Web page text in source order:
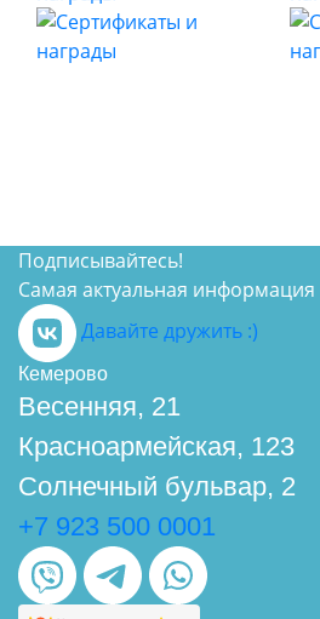
Подписывайтесь!
Самая актуальная информация
Давайте дружить :)
Кемерово
Весенняя, 21
Красноармейская, 123
Солнечный бульвар, 2
+7 923 500 0001